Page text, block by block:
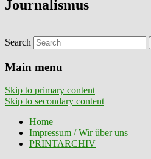
Journalismus
Search
Main menu
Skip to primary content
Skip to secondary content
Home
Impressum / Wir über uns
PRINTARCHIV